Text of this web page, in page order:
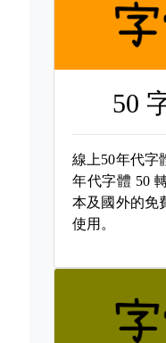
50
線上50年代字
年代字體 50
本及國外的免
使用。